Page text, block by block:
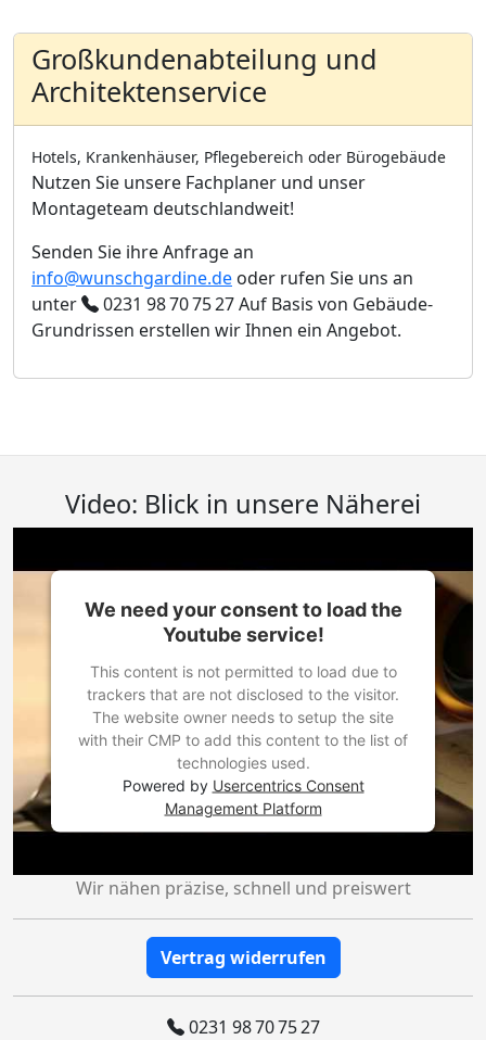
Großkundenabteilung und
Architektenservice
Hotels, Krankenhäuser, Pflegebereich oder Bürogebäude
Nutzen Sie unsere Fachplaner und unser
Montageteam deutschlandweit!
Senden Sie ihre Anfrage an
info@wunschgardine.de oder rufen Sie uns an
unter
0231 98 70 75 27Auf Basis von Gebäude-
Grundrissen erstellen wir Ihnen ein Angebot.
Video: Blick in unsere Näherei
We need your consent to load the
Youtube service!
This content is not permitted to load due to
trackers that are not disclosed to the visitor.
The website owner needs to setup the site
with their CMP to add this content to the list of
technologies used.
Powered by Usercentrics Consent
Management Platform
Wir nähen präzise, schnell und preiswert
Vertrag widerrufen
0231 98 70 75 27